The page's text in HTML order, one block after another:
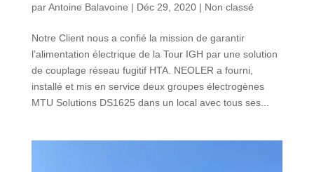
parAntoine Balavoine | Déc 29, 2020| Non classé
Notre Client nous a confié la mission de garantir
l’alimentation électrique de la Tour IGH par une solution
de couplage réseau fugitif HTA. NEOLER a fourni,
installé et mis en service deux groupes électrogènes
MTU Solutions DS1625 dans un local avec tous ses...